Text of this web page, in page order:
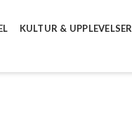
KULTUR & UPPLEVELSER